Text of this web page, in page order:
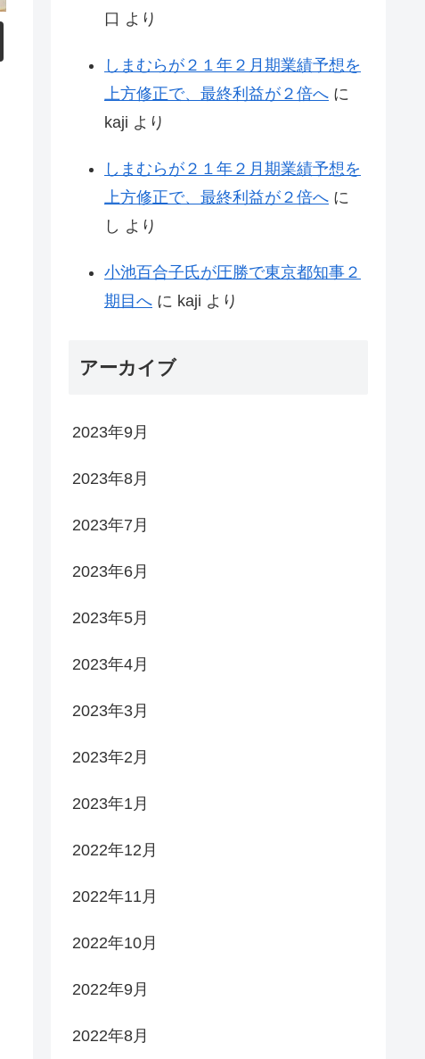
口 より
しまむらが２１年２月期業績予想を
上方修正で、最終利益が２倍へ に
kaji より
しまむらが２１年２月期業績予想を
上方修正で、最終利益が２倍へ に
し より
小池百合子氏が圧勝で東京都知事２
期目へ に kaji より
アーカイブ
2023年9月
2023年8月
2023年7月
2023年6月
2023年5月
2023年4月
2023年3月
2023年2月
2023年1月
2022年12月
2022年11月
2022年10月
2022年9月
2022年8月